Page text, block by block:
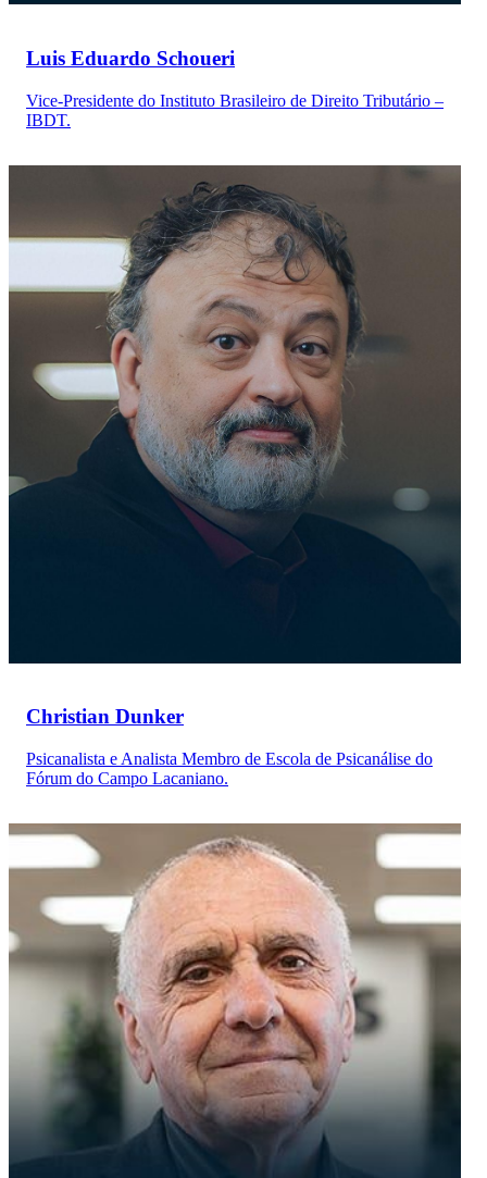
Luis Eduardo Schoueri
Vice-Presidente do Instituto Brasileiro de Direito Tributário –
IBDT.
Christian Dunker
Psicanalista e Analista Membro de Escola de Psicanálise do
Fórum do Campo Lacaniano.